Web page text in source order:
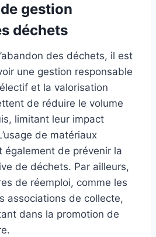
gestion
déchets
des déchets, il est
une gestion responsable
et la valorisation
de réduire le volume
limitant leur impact
de matériaux
également de prévenir la
de déchets. Par ailleurs,
de réemploi, comme les
associations de collecte,
dans la promotion de